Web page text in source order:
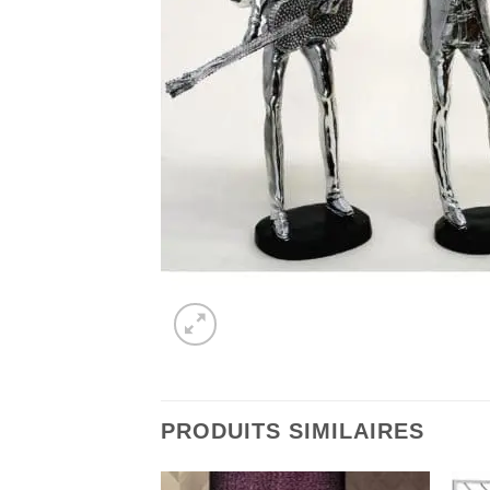
PRODUITS SIMILAIRES